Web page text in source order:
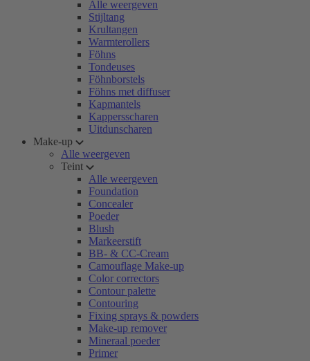
Alle weergeven
Stijltang
Krultangen
Warmterollers
Föhns
Tondeuses
Föhnborstels
Föhns met diffuser
Kapmantels
Kappersscharen
Uitdunscharen
Make-up
Alle weergeven
Teint
Alle weergeven
Foundation
Concealer
Poeder
Blush
Markeerstift
BB- & CC-Cream
Camouflage Make-up
Color correctors
Contour palette
Contouring
Fixing sprays & powders
Make-up remover
Mineraal poeder
Primer